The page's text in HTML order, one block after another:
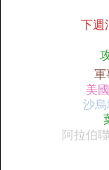
美
阿拉伯
沙
下週
軍